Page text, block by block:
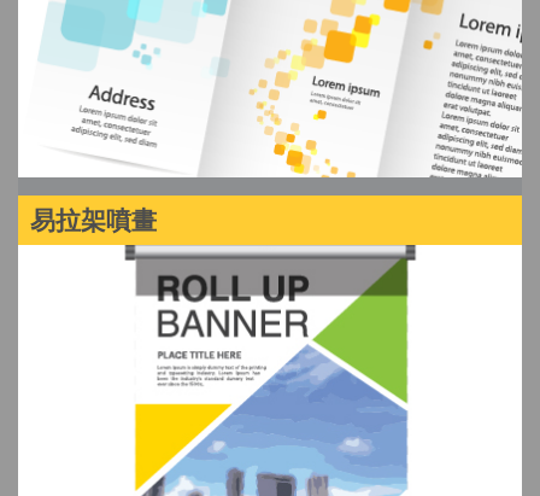
易拉架噴畫